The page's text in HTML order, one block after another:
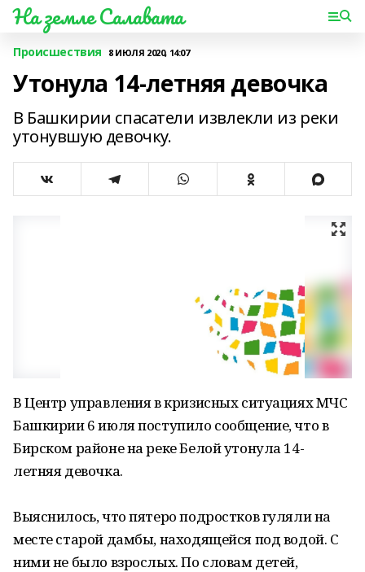
На земле Салавата
Происшествия 8 ИЮЛЯ 2020, 14:07
Утонула 14-летняя девочка
В Башкирии спасатели извлекли из реки
утонувшую девочку.
В Центр управления в кризисных ситуациях МЧС
Башкирии 6 июля поступило сообщение, что в
Бирском районе на реке Белой утонула 14-
летняя девочка.
Выяснилось, что пятеро подростков гуляли на
месте старой дамбы, находящейся под водой. С
ними не было взрослых. По словам детей,